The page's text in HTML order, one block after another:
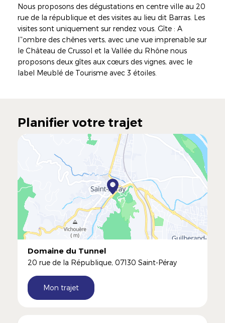
Nous proposons des dégustations en centre ville au 20
rue de la république et des visites au lieu dit Barras. Les
visites sont uniquement sur rendez vous. Gîte : A
l’'ombre des chênes verts, avec une vue imprenable sur
le Château de Crussol et la Vallée du Rhône nous
proposons deux gîtes aux cœurs des vignes, avec le
label Meublé de Tourisme avec 3 étoiles.
Planifier votre trajet
Domaine du Tunnel
20 rue de la République, 07130 Saint-Péray
Mon trajet